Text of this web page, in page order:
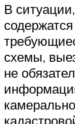
В
схемы,
не